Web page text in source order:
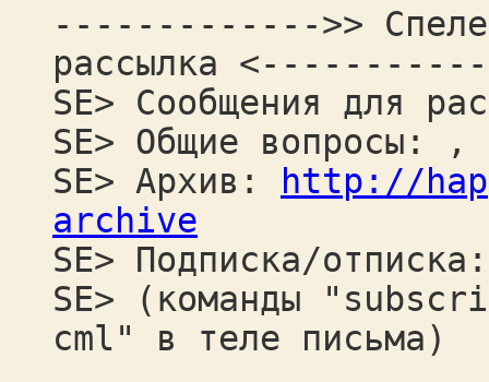
------------->>
рассылка
SE> Сообщения для
SE> Общие вопросы: ,
SE> Архив:
http://
archive
SE> Подписка/отписка:
SE> (команды
cml" в теле письма)